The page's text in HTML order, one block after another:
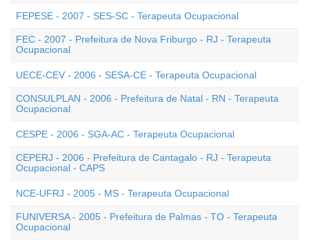
FEPESE - 2007 - SES-SC - Terapeuta Ocupacional
FEC - 2007 - Prefeitura de Nova Friburgo - RJ - Terapeuta
Ocupacional
UECE-CEV - 2006 - SESA-CE - Terapeuta Ocupacional
CONSULPLAN - 2006 - Prefeitura de Natal - RN - Terapeuta
Ocupacional
CESPE - 2006 - SGA-AC - Terapeuta Ocupacional
CEPERJ - 2006 - Prefeitura de Cantagalo - RJ - Terapeuta
Ocupacional - CAPS
NCE-UFRJ - 2005 - MS - Terapeuta Ocupacional
FUNIVERSA - 2005 - Prefeitura de Palmas - TO - Terapeuta
Ocupacional